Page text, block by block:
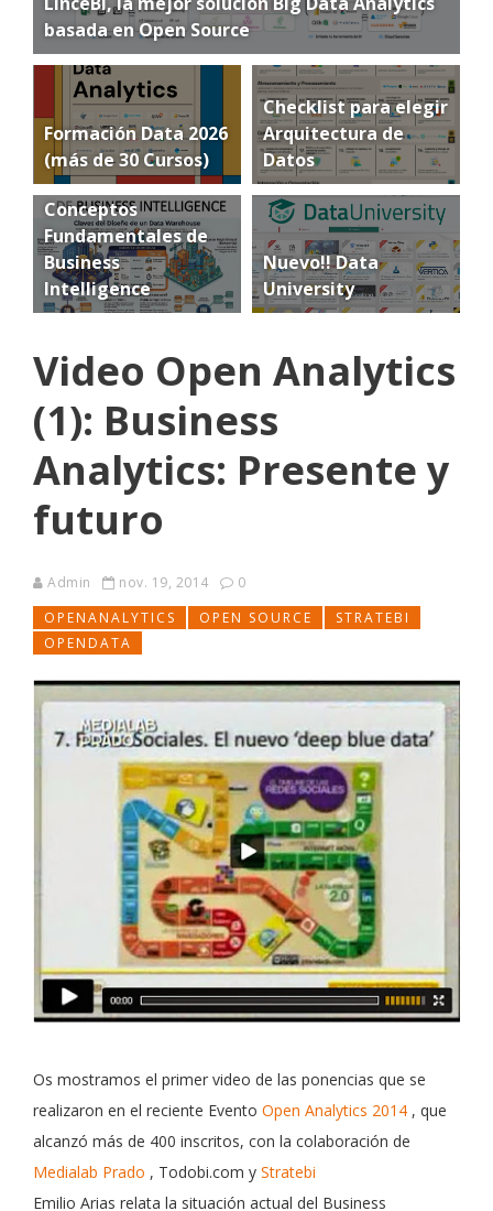
basada en Open Source
Formación Data 2026
(más de 30 Cursos)
Checklist para elegir
Arquitectura de
Datos
Conceptos
Fundamentales de
Business
Intelligence
Nuevo!! Data
University
Video Open Analytics
(1): Business
Analytics: Presente y
futuro
Admin nov. 19, 2014
0
OPENANALYTICS
OPEN SOURCE
STRATEBI
OPENDATA
Os mostramos el primer video de las ponencias que se
realizaron en el reciente Evento Open Analytics 2014 , que
alcanzó más de 400 inscritos, con la colaboración de
Medialab Prado , Todobi.com y Stratebi
Emilio Arias relata la situación actual del Business